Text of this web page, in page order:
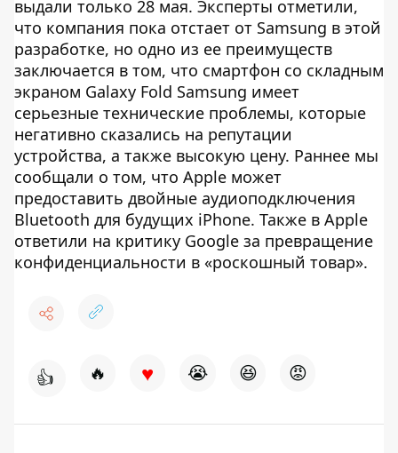
выдали только 28 мая. Эксперты отметили,
что компания пока отстает от Samsung в этой
разработке, но одно из ее преимуществ
заключается в том, что смартфон со складным
экраном Galaxy Fold Samsung имеет
серьезные технические проблемы, которые
негативно сказались на репутации
устройства, а также высокую цену. Раннее мы
сообщали о том, что Apple может
предоставить двойные аудиоподключения
Bluetooth для будущих iPhone. Также в Apple
ответили на критику Google за превращение
конфиденциальности в «роскошный товар».
👍 🔥 ♥ 😭 😆 😡